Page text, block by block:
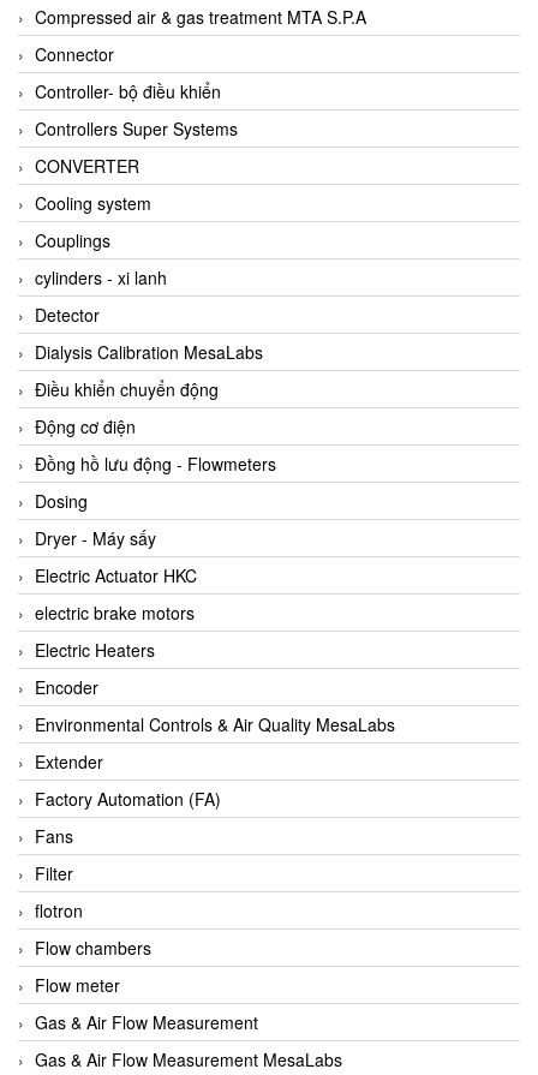
AKUSENSE
ALA OFFICINE SPA
Albrecht-Automatik Viet Nam
Allen Bradley Vietnam
Alpha Moisture Vietnam
Alpha-Achem Vietnam
Alphino
ALRE-IT Vietnam
Altech
Amarillo Gear
Ametek
AMPTRON Vietnam
AND Vietnam
ANDERSON-NEGELE
ANDILOG Technologies Vietnam
Anritsu
ANTEC S.A
Antico pumps
Anybus/ HMS
AOBEN
Apex Dynamics Vietnam
Apex Dynamics Vietnam
Apiste
APLISENS VietNam
Apollo Fire
Appleton
AQ Matic
Aqualabo Vietnam
Aquametro
Compressed air & gas treatment MTA S.P.A
Connector
Controller- bộ điều khiển
Controllers Super Systems
CONVERTER
Cooling system
Couplings
cylinders - xi lanh
Detector
Dialysis Calibration MesaLabs
Điều khiển chuyển động
Động cơ điện
Đồng hồ lưu động - Flowmeters
Dosing
Dryer - Máy sấy
Electric Actuator HKC
electric brake motors
Electric Heaters
Encoder
Environmental Controls & Air Quality MesaLabs
Extender
Factory Automation (FA)
Fans
Filter
flotron
Flow chambers
Flow meter
Gas & Air Flow Measurement
Gas & Air Flow Measurement MesaLabs